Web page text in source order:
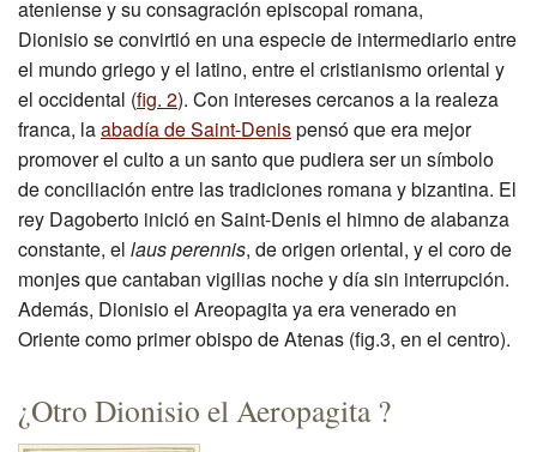
ateniense y su consagración episcopal romana,
Dionisio se convirtió en una especie de intermediario entre
el mundo griego y el latino, entre el cristianismo oriental y
el occidental (fig. 2). Con intereses cercanos a la realeza
franca, laabadía de Saint-Denispensó que era mejor
promover el culto a un santo que pudiera ser un símbolo
de conciliación entre las tradiciones romana y bizantina. El
rey Dagoberto inició en Saint-Denis el himno de alabanza
constante, el laus perennis, de origen oriental, y el coro de
monjes que cantaban vigilias noche y día sin interrupción.
Además, Dionisio el Areopagita ya era venerado en
Oriente como primer obispo de Atenas (fig.3, en el centro).
¿Otro Dionisio el Aeropagita ?